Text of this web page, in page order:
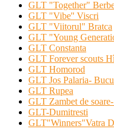
GLT "Together"
GLT "Vibe'' Viscri
GLT "Viitorul" Bratca
GLT "Young
GLT Constanta
GLT Forever scouts
GLT Homorod
GLT Jos Palaria-
GLT Rupea
GLT Zambet de
GLT-Dumitresti
GLT"Winners"Vatra